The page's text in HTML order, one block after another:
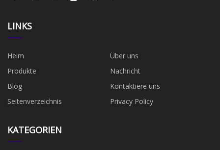
LINKS
Heim
Über uns
Produkte
Nachricht
Blog
Kontaktiere uns
Seitenverzeichnis
Privacy Policy
KATEGORIEN